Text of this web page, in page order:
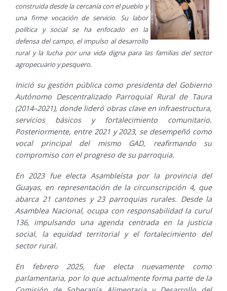
construida desde la cercanía con el pueblo y
una firme vocación de servicio. Su labor
política y social se ha enfocado en la
defensa del campo, el impulso al desarrollo
rural y la lucha por una vida digna para las familias del sector
agropecuario y pesquero.
Inició su gestión pública como presidenta del Gobierno
Autónomo Descentralizado Parroquial Rural de Taura
(2014–2021), donde lideró obras clave en infraestructura,
servicios básicos y fortalecimiento comunitario.
Posteriormente, entre 2021 y 2023, se desempeñó como
vocal principal del mismo GAD, reafirmando su
compromiso con el progreso de su parroquia.
En 2023 fue electa Asambleísta por la provincia del
Guayas, en representación de la circunscripción 4, que
abarca 21 cantones y 23 parroquias rurales. Desde la
Asamblea Nacional, ocupa con responsabilidad la curul
136, impulsando una agenda centrada en la justicia
social, la equidad territorial y el fortalecimiento del
sector rural.
En febrero 2025, fue electa nuevamente como
parlamentaria, por lo que actualmente forma parte de la